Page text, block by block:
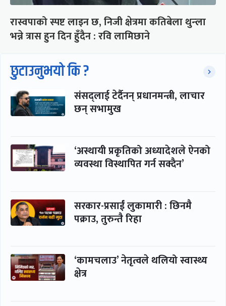
रास्वपाको स्पष्ट लाइन छ, निजी क्षेत्रमा कतिबेला थुन्ला
भन्ने त्रास हुन दिन हुँदैन : रवि लामिछाने
छुटाउनुभयो कि ?
संसद्लाई टेर्दैनन् प्रधानमन्त्री, लाचार
छन् सभामुख
‘अस्थायी प्रकृतिको अध्यादेशले ऐनको
व्यवस्था विस्थापित गर्न सक्दैन’
सरकार-प्रसाईं लुकामारी : छिनमै
पक्राउ, तुरुन्तै रिहा
‘कामचलाउ’ नेतृत्वले थलियो स्वास्थ्य
क्षेत्र